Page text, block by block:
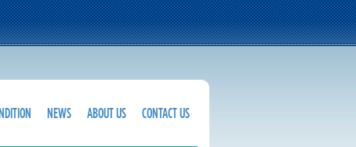
NEWS ABOUT US CONTACT US